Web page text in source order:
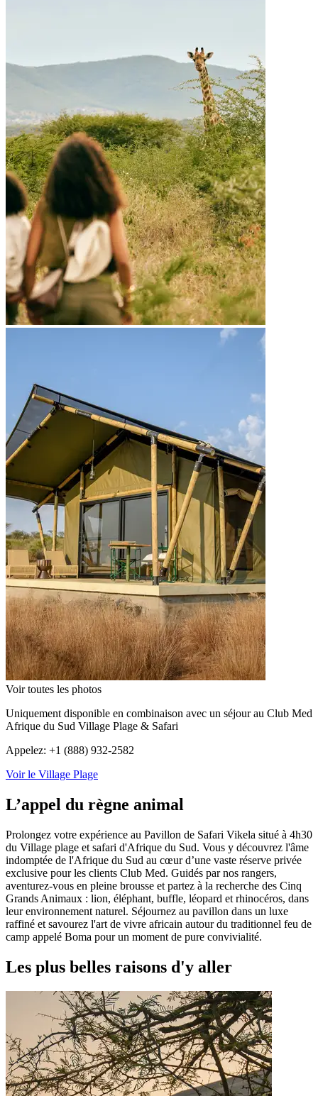
Voir toutes les photos
Uniquement disponible en combinaison avec un séjour au Club Med
Afrique du Sud Village Plage & Safari
Appelez: +1 (888) 932-2582
Voir le Village Plage
L’appel du règne animal
Prolongez votre expérience au Pavillon de Safari Vikela situé à 4h30
du Village plage et safari d'Afrique du Sud. Vous y découvrez l'âme
indomptée de l'Afrique du Sud au cœur d’une vaste réserve privée
exclusive pour les clients Club Med. Guidés par nos rangers,
aventurez-vous en pleine brousse et partez à la recherche des Cinq
Grands Animaux : lion, éléphant, buffle, léopard et rhinocéros, dans
leur environnement naturel. Séjournez au pavillon dans un luxe
raffiné et savourez l'art de vivre africain autour du traditionnel feu de
camp appelé Boma pour un moment de pure convivialité.
Les plus belles raisons d'y aller